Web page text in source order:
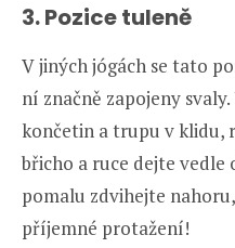
3. Pozice tuleně
V jiných jógách se tato
ní značně zapojeny
končetin a trupu v klidu,
břicho a ruce dejte vedle
pomalu zdvihejte
příjemné protažení!